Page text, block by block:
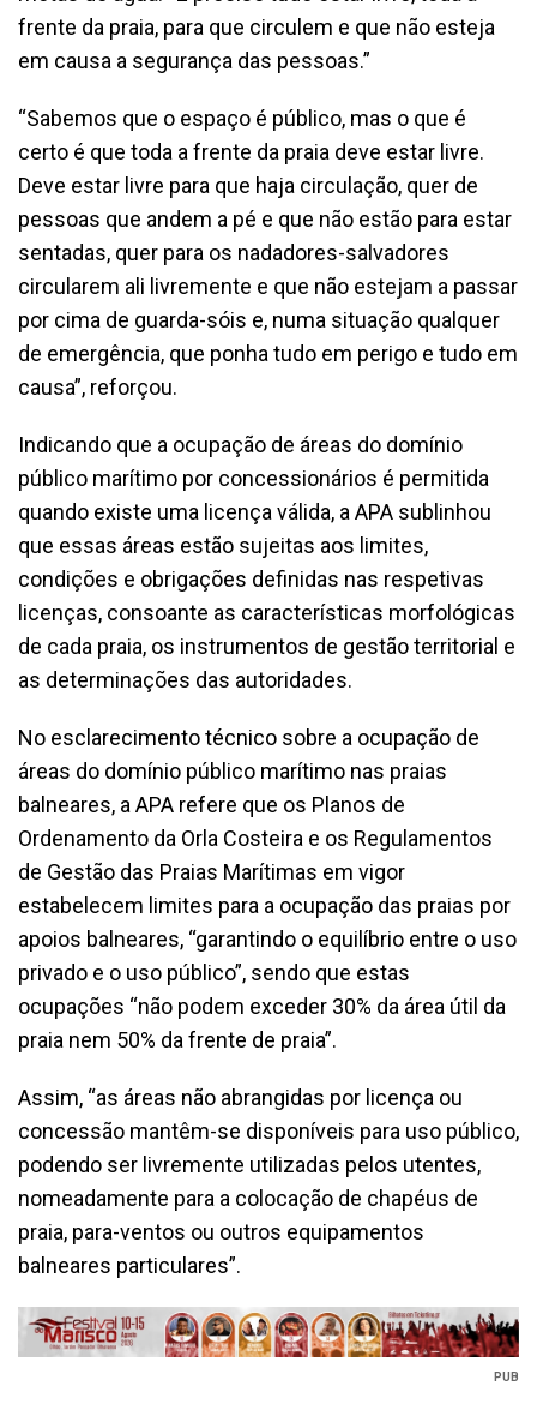
frente da praia, para que circulem e que não esteja
em causa a segurança das pessoas.”
“Sabemos que o espaço é público, mas o que é
certo é que toda a frente da praia deve estar livre.
Deve estar livre para que haja circulação, quer de
pessoas que andem a pé e que não estão para estar
sentadas, quer para os nadadores-salvadores
circularem ali livremente e que não estejam a passar
por cima de guarda-sóis e, numa situação qualquer
de emergência, que ponha tudo em perigo e tudo em
causa”, reforçou.
Indicando que a ocupação de áreas do domínio
público marítimo por concessionários é permitida
quando existe uma licença válida, a APA sublinhou
que essas áreas estão sujeitas aos limites,
condições e obrigações definidas nas respetivas
licenças, consoante as características morfológicas
de cada praia, os instrumentos de gestão territorial e
as determinações das autoridades.
No esclarecimento técnico sobre a ocupação de
áreas do domínio público marítimo nas praias
balneares, a APA refere que os Planos de
Ordenamento da Orla Costeira e os Regulamentos
de Gestão das Praias Marítimas em vigor
estabelecem limites para a ocupação das praias por
apoios balneares, “garantindo o equilíbrio entre o uso
privado e o uso público”, sendo que estas
ocupações “não podem exceder 30% da área útil da
praia nem 50% da frente de praia”.
Assim, “as áreas não abrangidas por licença ou
concessão mantêm-se disponíveis para uso público,
podendo ser livremente utilizadas pelos utentes,
nomeadamente para a colocação de chapéus de
praia, para-ventos ou outros equipamentos
balneares particulares”.
PUB